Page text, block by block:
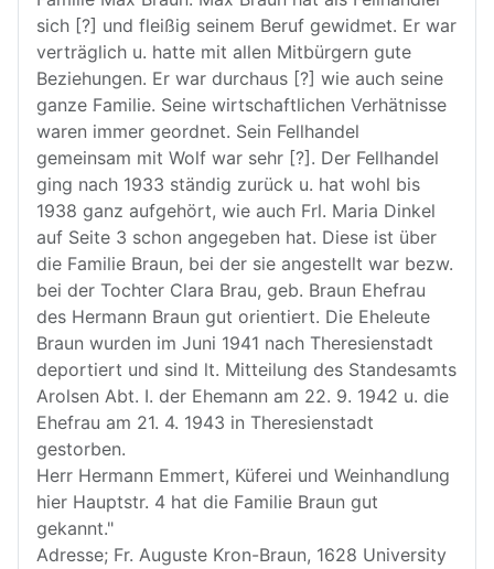
sich [?] und fleißig seinem Beruf gewidmet. Er war
verträglich u. hatte mit allen Mitbürgern gute
Beziehungen. Er war durchaus [?] wie auch seine
ganze Familie. Seine wirtschaftlichen Verhätnisse
waren immer geordnet. Sein Fellhandel
gemeinsam mit Wolf war sehr [?]. Der Fellhandel
ging nach 1933 ständig zurück u. hat wohl bis
1938 ganz aufgehört, wie auch Frl. Maria Dinkel
auf Seite 3 schon angegeben hat. Diese ist über
die Familie Braun, bei der sie angestellt war bezw.
bei der Tochter Clara Brau, geb. Braun Ehefrau
des Hermann Braun gut orientiert. Die Eheleute
Braun wurden im Juni 1941 nach Theresienstadt
deportiert und sind lt. Mitteilung des Standesamts
Arolsen Abt. I. der Ehemann am 22. 9. 1942 u. die
Ehefrau am 21. 4. 1943 in Theresienstadt
gestorben.
Herr Hermann Emmert, Küferei und Weinhandlung
hier Hauptstr. 4 hat die Familie Braun gut
gekannt."
Adresse; Fr. Auguste Kron-Braun, 1628 University